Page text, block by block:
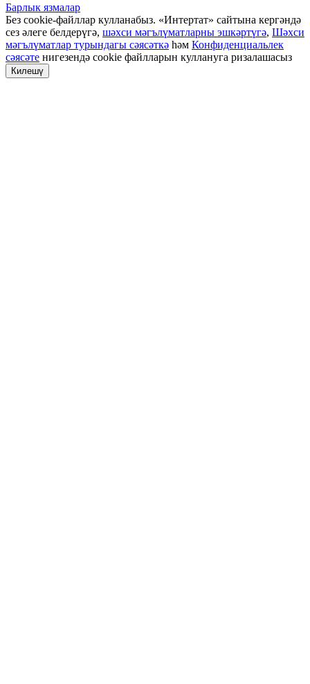
Барлык язмалар
Без cookie-файллар кулланабыз. «Интертат» сайтына кергәндә
сез әлеге белдерүгә, шәхси мәгълүматларны эшкәртүгә, Шәхси
мәгълүматлар турындагы сәясәткә һәм Конфиденциальлек
сәясәте нигезендә cookie файлларын куллануга ризалашасыз
Килешү